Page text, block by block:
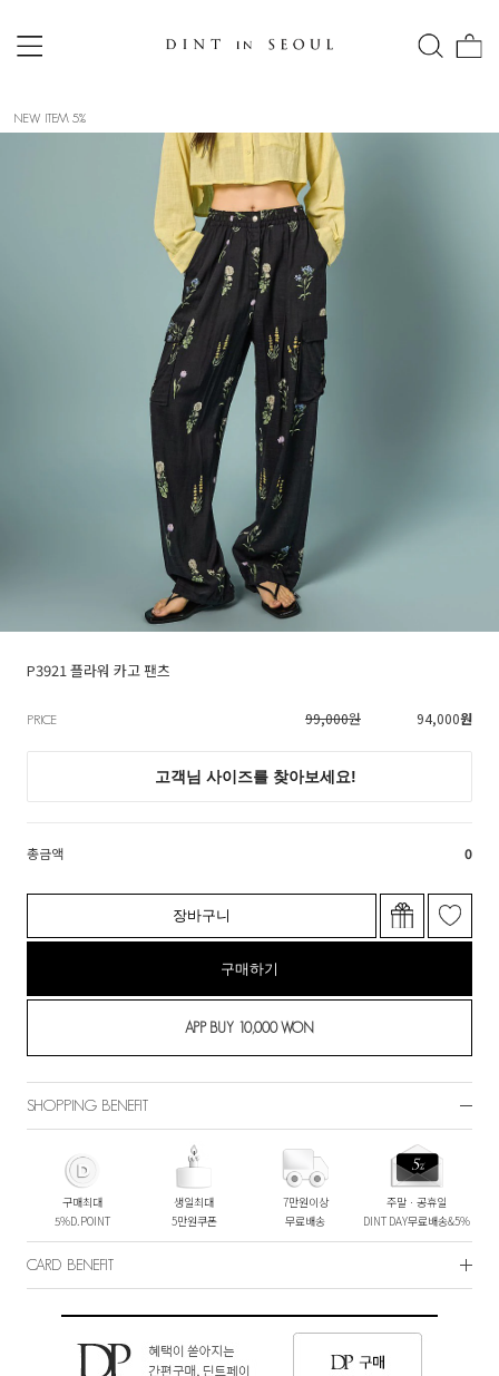
NEW ITEM 5%
P3921 플라워 카고 팬츠
PRICE 99,000원 94,000원
총금액 0
장바구니
구매하기
SHOPPING BENEFIT
구매최대
5%D.POINT
생일최대
5만원쿠폰
7만원이상
무료배송
주말ㆍ공휴일
DINT DAY무료배송&5%
CARD BENEFIT